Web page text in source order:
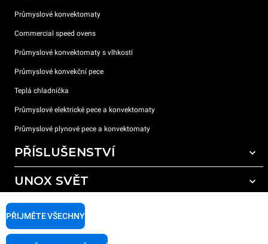
Průmyslové konvektomaty
Commercial speed ovens
Průmyslové konvektomaty s vlhkostí
Průmyslové konvekční pece
Teplá chladnička
Průmyslové elektrické pece a konvektomaty
Průmyslové plynové pece a konvektomaty
PŘÍSLUŠENSTVÍ
Všechna příslušenství
Čisticí prostředky pro ruční mytí
Úprava vody pryskyřičnými filtry
UNOX SVĚT
Naše pobočky po celém světě
PODPORA
PŘIJMĚTE VŠECHNY